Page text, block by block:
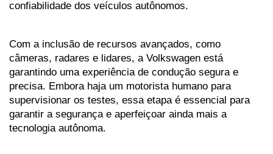
confiabilidade dos veículos autônomos.
Com a inclusão de recursos avançados, como
câmeras, radares e lidares, a Volkswagen está
garantindo uma experiência de condução segura e
precisa. Embora haja um motorista humano para
supervisionar os testes, essa etapa é essencial para
garantir a segurança e aperfeiçoar ainda mais a
tecnologia autônoma.